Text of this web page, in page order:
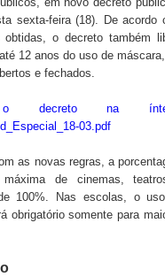
de Sapé promove
Julho Neon com
sobre saúde bucal
e aquece economia para Festa de
Bucal: Mais de 470 próteses
sexta-feira (18). De acordo
obtidas, o decreto também
12 anos do uso de
e fechados.
o decreto na
03.pdf
as novas regras, a
de cinemas,
100%. Nas escolas, o
obrigatório somente para